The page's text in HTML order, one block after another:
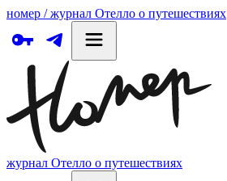
номер / журнал Отелло о путешествиях
журнал Отелло о путешествиях